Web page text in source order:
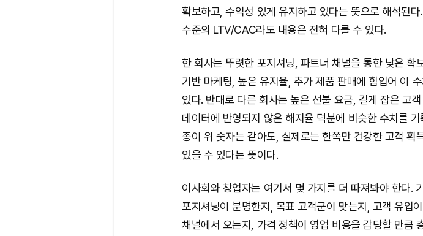
확보하고, 수익성 있게 유지하고 있다는 뜻으로 해석된
수준의 LTV/CAC라도 내용은 전혀 다를 수 있다.
한 회사는 뚜렷한 포지셔닝, 파트너 채널을 통한 낮은 확
기반 마케팅, 높은 유지율, 추가 제품 판매에 힘입어 이
있다. 반대로 다른 회사는 높은 선불 요금, 길게 잡은 고
데이터에 반영되지 않은 해지율 덕분에 비슷한 수치를
종이 위 숫자는 같아도, 실제로는 한쪽만 건강한 고객 획
있을 수 있다는 뜻이다.
이사회와 창업자는 여기서 몇 가지를 더 따져봐야 한다.
포지셔닝이 분명한지, 목표 고객군이 맞는지, 고객 유입
채널에서 오는지, 가격 정책이 영업 비용을 감당할 만큼